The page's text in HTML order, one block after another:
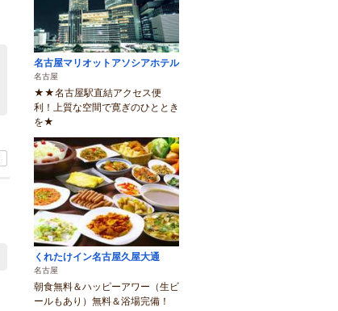
名古屋マリオットアソシアホテル
名古屋
★★名古屋駅直結アクセス便
利！上質な空間で寛ぎのひととき
を★
くれたけイン名古屋久屋大通
名古屋
朝食無料＆ハッピーアワー（生ビ
ールもあり）無料＆浴場完備！